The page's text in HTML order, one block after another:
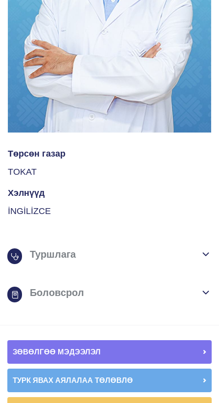
Төрсөн газар
TOKAT
Хэлнүүд
İNGİLİZCE
Туршлага
Боловсрол
ЗӨВӨЛГӨӨ МЭДЭЭЛЭЛ
ТУРК ЯВАХ АЯЛАЛАА ТӨЛӨВЛӨ